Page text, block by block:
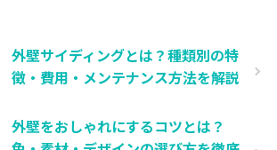
外壁サイディングとは？種類別の特
徴・費用・メンテナンス方法を解説
外壁をおしゃれにするコツとは？